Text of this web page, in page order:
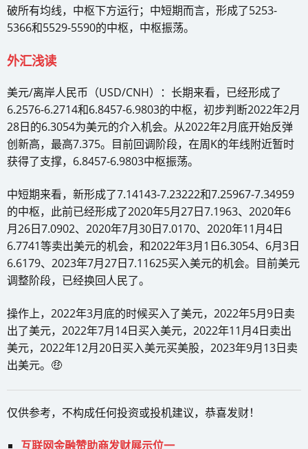
破所有均线，中枢下方运行；中短期而言，形成了5253-
5366和5529-5590的中枢，中枢振荡。
外汇浅读
美元/离岸人民币（USD/CNH）：长期来看，已经形成了
6.2576-6.2714和6.8457-6.9803的中枢，初步判断2022年2月
28日的6.3054为美元的介入机会。从2022年2月底开始反弹
创新高，最高7.375。目前回调阶段，在周K的年线附近暂时
获得了支撑，6.8457-6.9803中枢振荡。
中短期来看，新形成了7.14143-7.23222和7.25967-7.34959
的中枢，此前已经形成了2020年5月27日7.1963、2020年6
月26日7.0902、2020年7月30日7.0170、2020年11月4日
6.7741等卖出美元的机会，和2022年3月1日6.3054、6月3日
6.6179、2023年7月27日7.11625买入美元的机会。目前美元
调整阶段，已经换回人民了。
操作上，2022年3月底的时候买入了美元，2022年5月9日卖
出了美元，2022年7月14日买入美元，2022年11月4日卖出
美元，2022年12月20日买入美元买美股，2023年9月13日卖
出美元。🤑
仅供参考，不构成任何投资或投机建议，恭喜发财！
互联网金融赞助商发财展示位一